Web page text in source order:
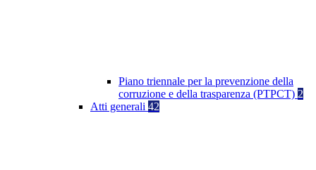
Piano triennale per la prevenzione della
corruzione e della trasparenza (PTPCT) 2
Atti generali 42